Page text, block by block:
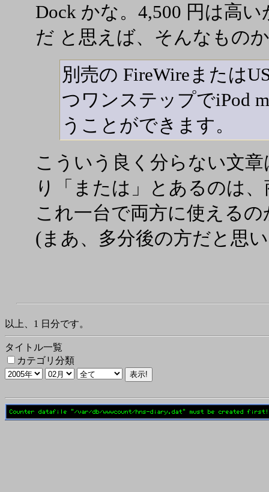
Dock かな。4,500 円は高
だ と思えば、そんなもの
別売の FireWireまたは
つワンステップでiPod
うことができます。
こういう良く分らない文
り「または」とあるのは
これ一台で両方に使える
(まあ、多分後の方だと思
以上、1 日分です。
タイトル一覧
カテゴリ分類